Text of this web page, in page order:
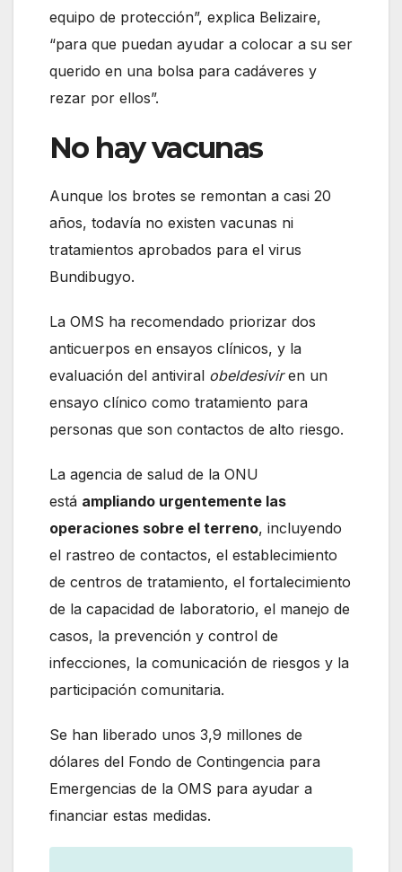
equipo de protección”, explica Belizaire,
“para que puedan ayudar a colocar a su ser
querido en una bolsa para cadáveres y
rezar por ellos”.
No hay vacunas
Aunque los brotes se remontan a casi 20
años, todavía no existen vacunas ni
tratamientos aprobados para el virus
Bundibugyo.
La OMS ha recomendado priorizar dos
anticuerpos en ensayos clínicos, y la
evaluación del antiviral obeldesiviren un
ensayo clínico como tratamiento para
personas que son contactos de alto riesgo.
La agencia de salud de la ONU
está ampliando urgentemente las
operaciones sobre el terreno, incluyendo
el rastreo de contactos, el establecimiento
de centros de tratamiento, el fortalecimiento
de la capacidad de laboratorio, el manejo de
casos, la prevención y control de
infecciones, la comunicación de riesgos y la
participación comunitaria.
Se han liberado unos 3,9 millones de
dólares del Fondo de Contingencia para
Emergencias de la OMS para ayudar a
financiar estas medidas.